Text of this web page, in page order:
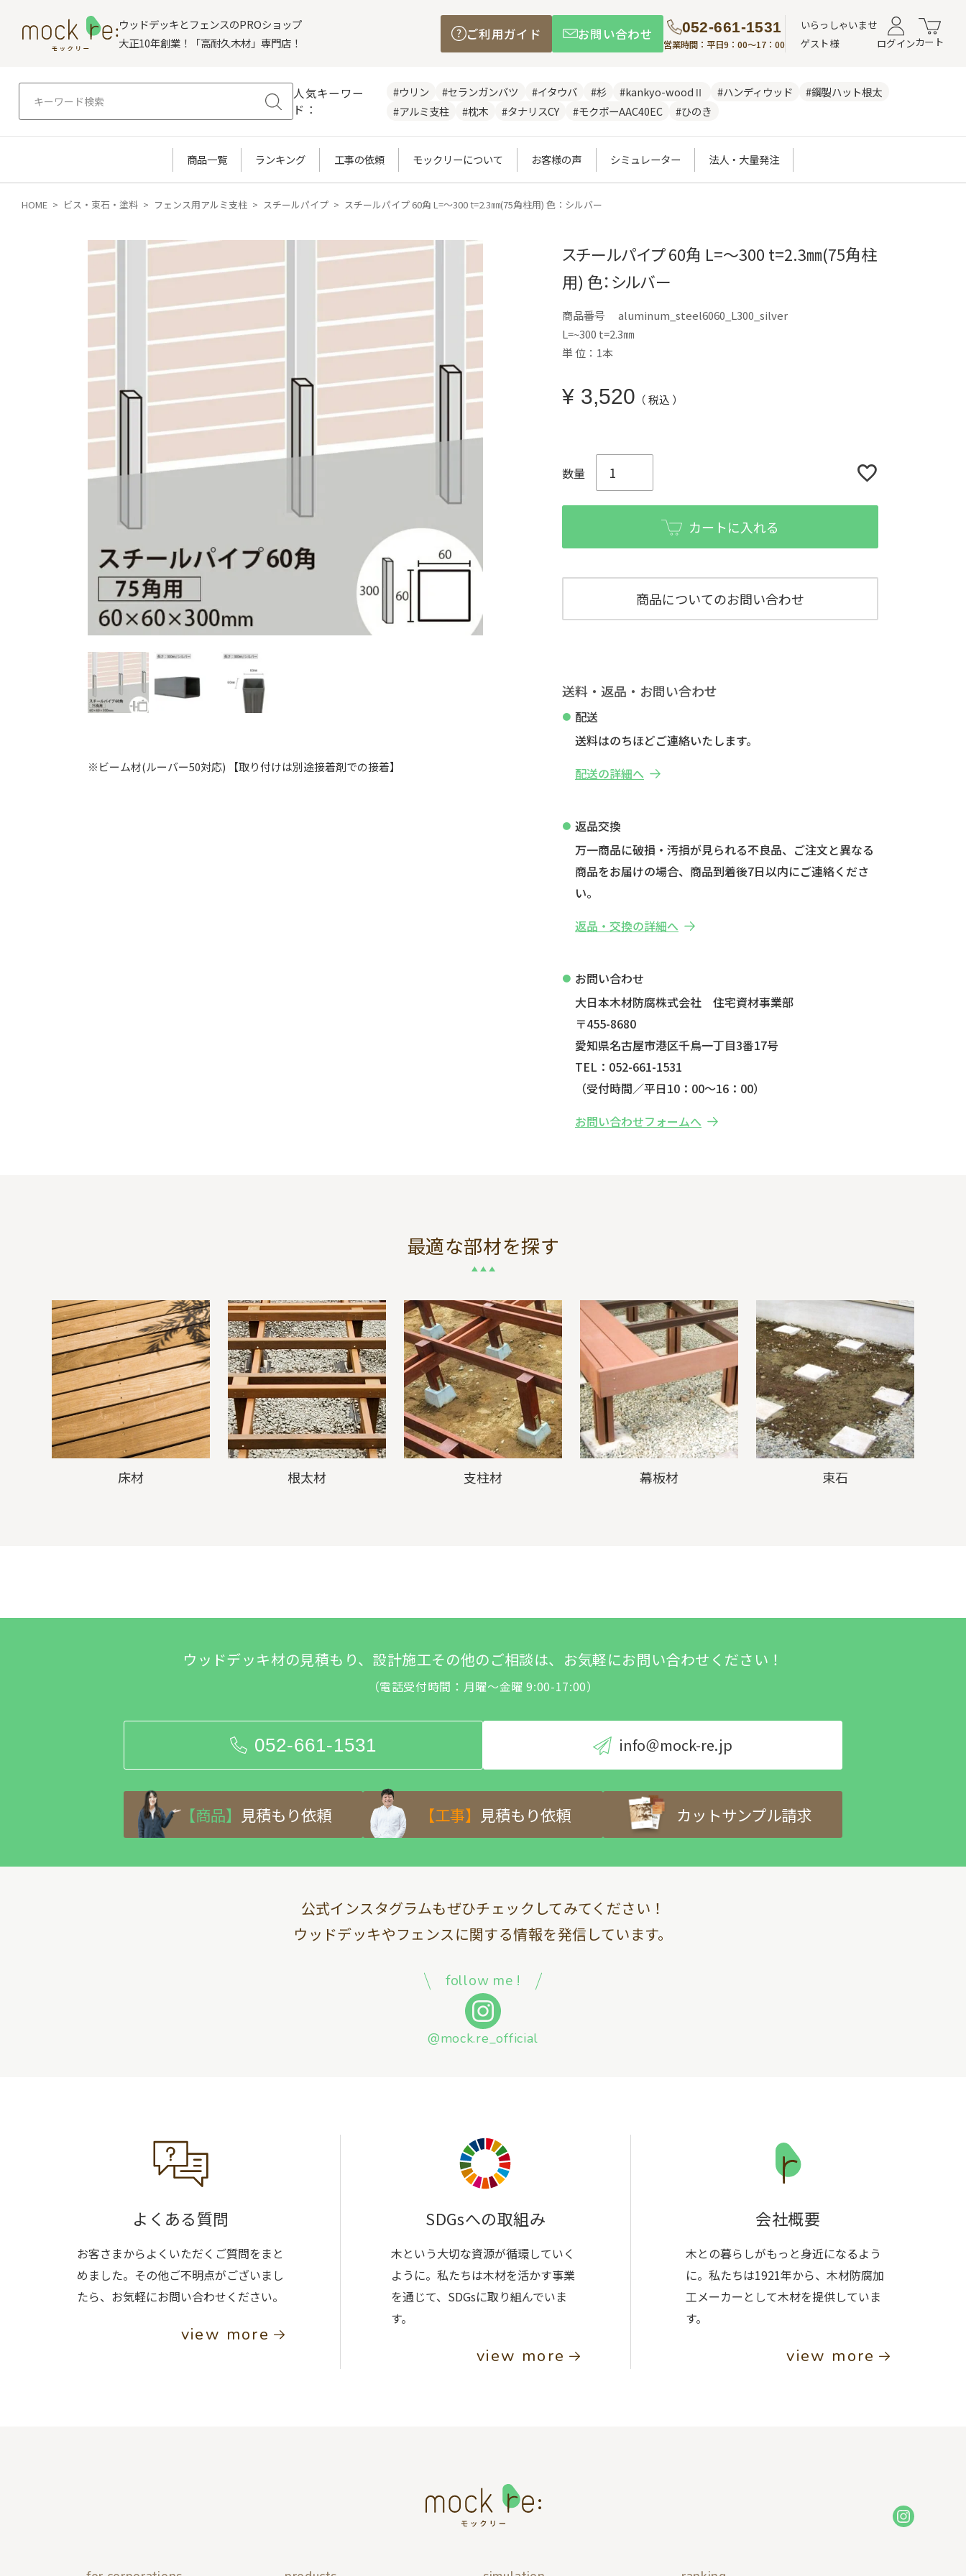
ウッドデッキとフェンスのPROショップ
大正10年創業！「高耐久木材」専門店！
ご利用ガイド お問い合わせ 052-661-1531
営業時間：平日9：00～17：00
いらっしゃいませ
ゲスト様
ログインカート
人気キーワー
ド：
#ウリン #セランガンバツ #イタウバ #杉 #kankyo-woodⅡ #ハンディウッド
#鋼製ハット根太
#アルミ支柱
#枕木 #タナリスCY #モクボーAAC40EC #ひのき
商品一覧 ランキング 工事の依頼 モックリーについて お客様の声 シミュレーター 法人・大量発注
HOME ビス・束石・塗料 フェンス用アルミ支柱 スチールパイプ スチールパイプ 60角 L=～300 t=2.3㎜(75角柱用) 色：シルバー
※ビーム材(ルーバー50対応) 【取り付けは別途接着剤での接着】
スチールパイプ 60角 L=～300 t=2.3㎜(75角柱
用) 色：シルバー
商品番号
aluminum_steel6060_L300_silver
L=~300 t=2.3㎜
単 位：1本
¥ 3,520 税込
カートに入れる
商品についてのお問い合わせ
送料・返品・お問い合わせ
配送
送料はのちほどご連絡いたします。
配送の詳細へ
返品交換
万一商品に破損・汚損が見られる不良品、ご注文と異なる
商品をお届けの場合、商品到着後7日以内にご連絡くださ
い。
返品・交換の詳細へ
お問い合わせ
大日本木材防腐株式会社 住宅資材事業部
〒455-8680
愛知県名古屋市港区千鳥一丁目3番17号
TEL：052-661-1531
（受付時間／平日10：00～16：00）
お問い合わせフォームへ
最適な部材を探す
床材 根太材 支柱材 幕板材 束石
ウッドデッキ材の見積もり、設計施工その他のご相談は、お気軽にお問い合わせください！
（電話受付時間：月曜～金曜 9:00-17:00）
052-661-1531 info＠mock-re.jp
【商品】 見積もり依頼 【工事】 見積もり依頼 カットサンプル請求
公式インスタグラムもぜひチェックしてみてください！
ウッドデッキやフェンスに関する情報を発信しています。
follow me !
@mock.re_official
よくある質問
お客さまからよくいただくご質問をまと
めました。その他ご不明点がございまし
たら、お気軽にお問い合わせください。
view more
SDGsへの取組み
木という大切な資源が循環していく
ように。私たちは木材を活かす事業
を通じて、SDGsに取り組んでいま
す。
view more
会社概要
木との暮らしがもっと身近になるよう
に。私たちは1921年から、木材防腐加
工メーカーとして木材を提供していま
す。
view more